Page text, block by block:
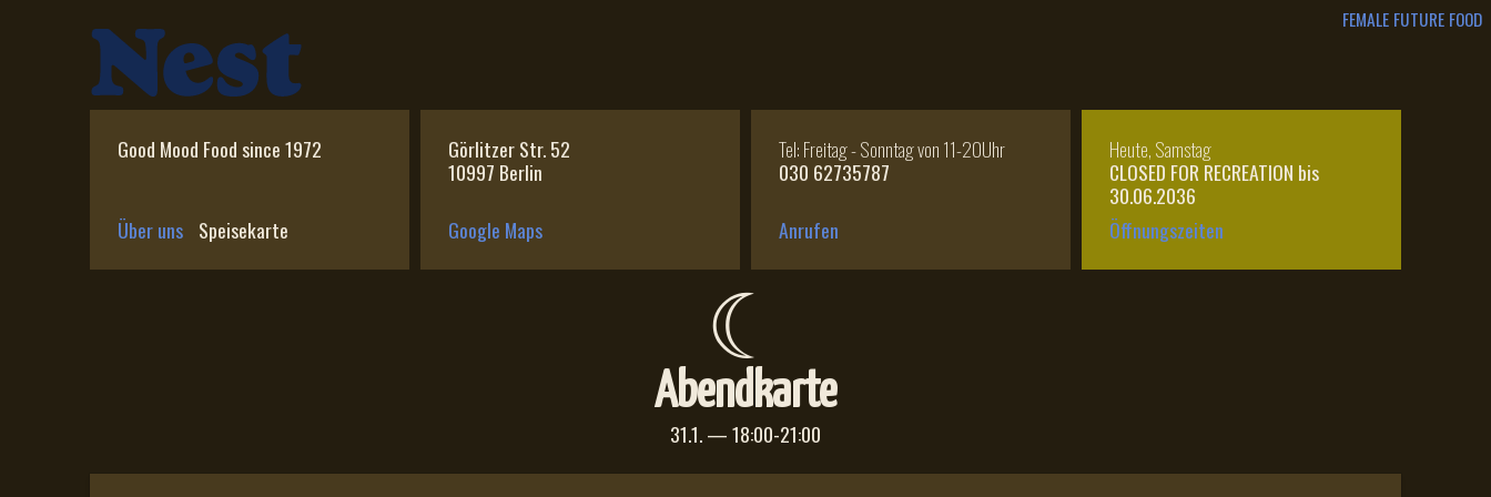
FEMALE FUTURE FOOD
Good Mood Food since 1972
Über uns Speisekarte
Görlitzer Str. 52
10997 Berlin
Google Maps
Tel: Freitag - Sonntag von 11-20Uhr
030 62735787
Anrufen
Heute, Samstag
CLOSED FOR RECREATION bis
30.06.2036
Öffnungszeiten
☾
Abendkarte
31.1. — 18:00-21:00